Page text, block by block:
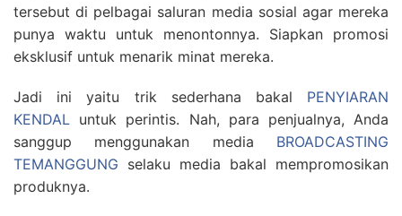
tersebut di pelbagai saluran media sosial agar mereka
punya waktu untuk menontonnya. Siapkan promosi
eksklusif untuk menarik minat mereka.
Jadi ini yaitu trik sederhana bakal PENYIARAN
KENDAL untuk perintis. Nah, para penjualnya, Anda
sanggup menggunakan media BROADCASTING
TEMANGGUNG selaku media bakal mempromosikan
produknya.